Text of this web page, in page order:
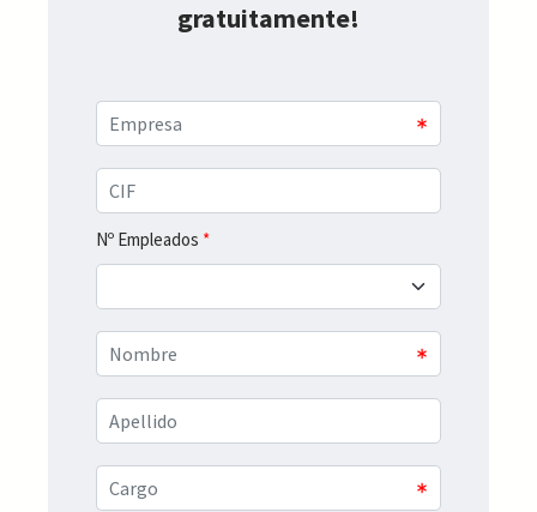
gratuitamente!
Nº Empleados *